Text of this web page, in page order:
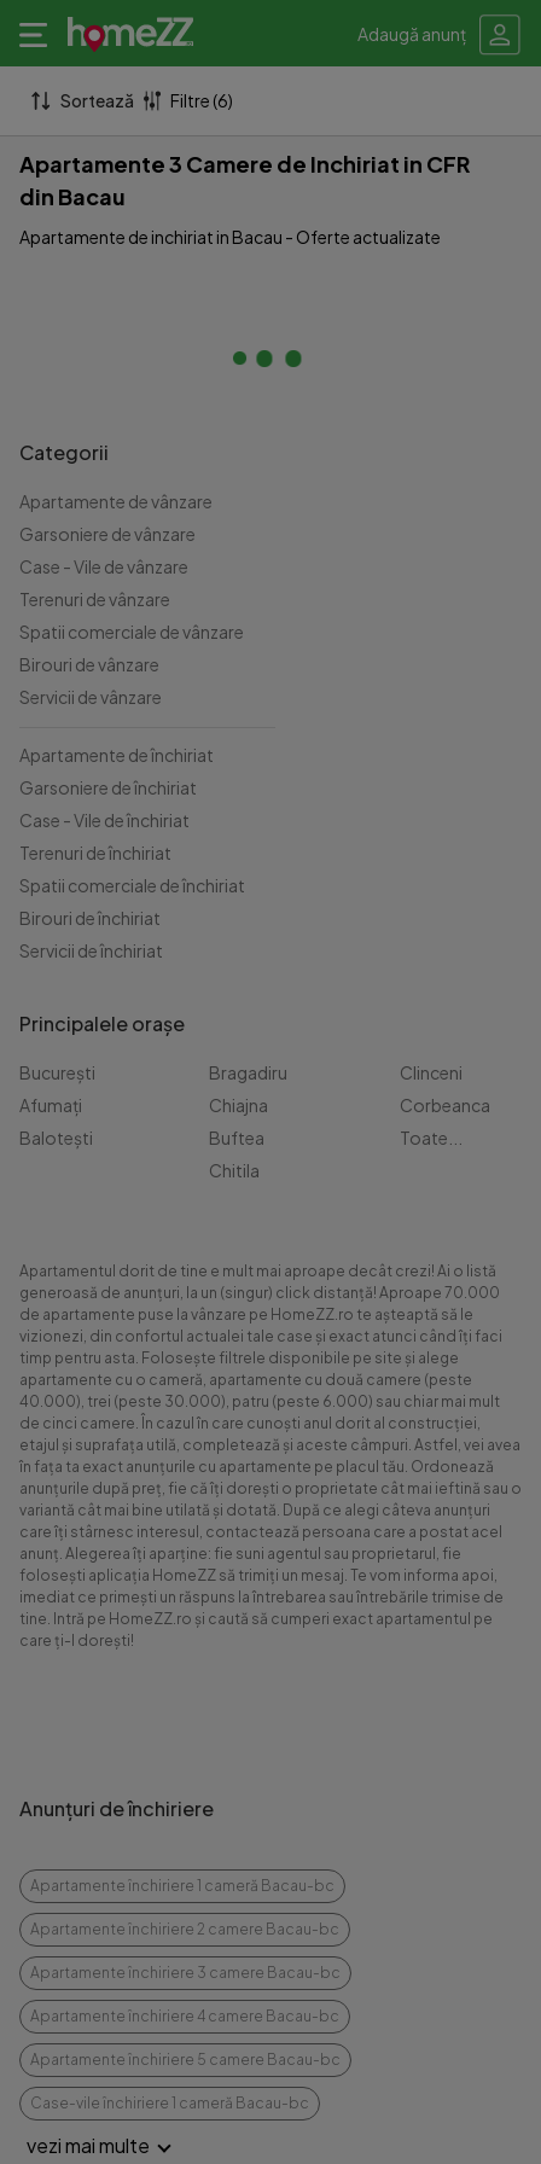
Adaugă anunț
Sortează Filtre (6)
Apartamente 3 Camere de Inchiriat in CFR
din Bacau
Apartamente de inchiriat in Bacau - Oferte actualizate
Categorii
Apartamente de vânzare
Garsoniere de vânzare
Case - Vile de vânzare
Terenuri de vânzare
Spatii comerciale de vânzare
Birouri de vânzare
Servicii de vânzare
Apartamente de închiriat
Garsoniere de închiriat
Case - Vile de închiriat
Terenuri de închiriat
Spatii comerciale de închiriat
Birouri de închiriat
Servicii de închiriat
Principalele orașe
București
Afumați
Balotești
Bragadiru
Chiajna
Buftea
Chitila
Clinceni
Corbeanca
Toate...
Apartamentul dorit de tine e mult mai aproape decât crezi! Ai o listă
generoasă de anunțuri, la un (singur) click distanță! Aproape 70.000
de apartamente puse la vânzare pe HomeZZ.ro te așteaptă să le
vizionezi, din confortul actualei tale case și exact atunci când îți faci
timp pentru asta. Folosește filtrele disponibile pe site și alege
apartamente cu o cameră, apartamente cu două camere (peste
40.000), trei (peste 30.000), patru (peste 6.000) sau chiar mai mult
de cinci camere. În cazul în care cunoști anul dorit al construcției,
etajul și suprafața utilă, completează și aceste câmpuri. Astfel, vei avea
în fața ta exact anunțurile cu apartamente pe placul tău. Ordonează
anunțurile după preț, fie că îți dorești o proprietate cât mai ieftină sau o
variantă cât mai bine utilată și dotată. După ce alegi câteva anunțuri
care îți stârnesc interesul, contactează persoana care a postat acel
anunț. Alegerea îți aparține: fie suni agentul sau proprietarul, fie
folosești aplicația HomeZZ să trimiți un mesaj. Te vom informa apoi,
imediat ce primești un răspuns la întrebarea sau întrebările trimise de
tine. Intră pe HomeZZ.ro și caută să cumperi exact apartamentul pe
care ți-l dorești!
Anunțuri de închiriere
Apartamente închiriere 1 cameră Bacau-bc
Apartamente închiriere 2 camere Bacau-bc
Apartamente închiriere 3 camere Bacau-bc
Apartamente închiriere 4 camere Bacau-bc
Apartamente închiriere 5 camere Bacau-bc
Case-vile închiriere 1 cameră Bacau-bc
vezi mai multe